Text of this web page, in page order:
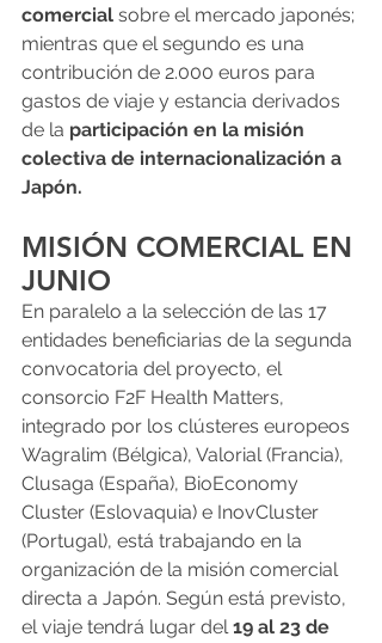
comercial sobre el mercado japonés;
mientras que el segundo es una
contribución de 2.000 euros para
gastos de viaje y estancia derivados
de la participación en la misión
colectiva de internacionalización a
Japón.
MISIÓN COMERCIAL EN
JUNIO
En paralelo a la selección de las 17
entidades beneficiarias de la segunda
convocatoria del proyecto, el
consorcio F2F Health Matters,
integrado por los clústeres europeos
Wagralim (Bélgica), Valorial (Francia),
Clusaga (España), BioEconomy
Cluster (Eslovaquia) e InovCluster
(Portugal), está trabajando en la
organización de la misión comercial
directa a Japón. Según está previsto,
el viaje tendrá lugar del 19 al 23 de